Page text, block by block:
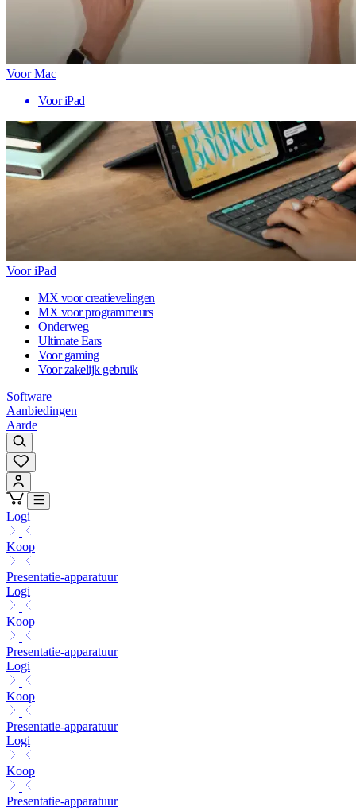
Voor Mac
Voor iPad
Voor iPad
MX voor creatievelingen
MX voor programmeurs
Onderweg
Ultimate Ears
Voor gaming
Voor zakelijk gebruik
Software
Aanbiedingen
Aarde
Logi
Koop
Presentatie-apparatuur
Logi
Koop
Presentatie-apparatuur
Logi
Koop
Presentatie-apparatuur
Logi
Koop
Presentatie-apparatuur